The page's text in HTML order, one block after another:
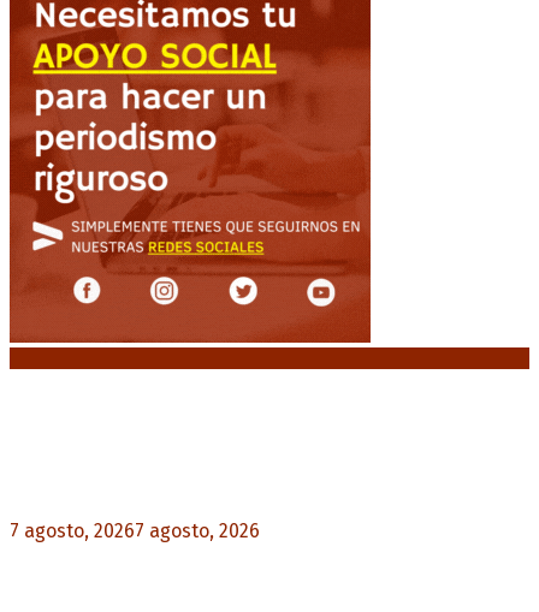
7 agosto, 20267 agosto, 2026